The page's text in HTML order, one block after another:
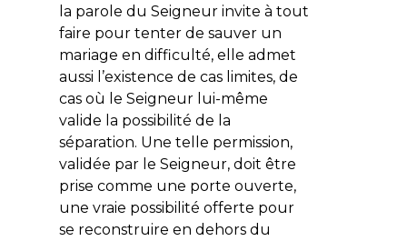
la parole du Seigneur invite à tout
faire pour tenter de sauver un
mariage en difficulté, elle admet
aussi l’existence de cas limites, de
cas où le Seigneur lui-même
valide la possibilité de la
séparation. Une telle permission,
validée par le Seigneur, doit être
prise comme une porte ouverte,
une vraie possibilité offerte pour
se reconstruire en dehors du